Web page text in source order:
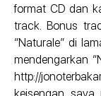
format CD dan
track. Bonus
“Naturale” di
mendengarkan
http://